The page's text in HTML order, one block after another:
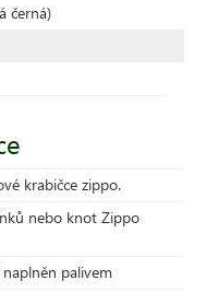
černá)
krabičce zippo.
nebo knot Zippo
palivem